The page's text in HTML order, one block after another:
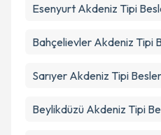
Esenyurt Akdeniz Tipi
Bahçelievler Akdeniz Tipi
Sarıyer Akdeniz Tipi
Beylikdüzü Akdeniz Tipi